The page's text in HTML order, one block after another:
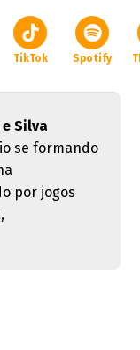
TikTok Spotify
Silva
se formando
por jogos